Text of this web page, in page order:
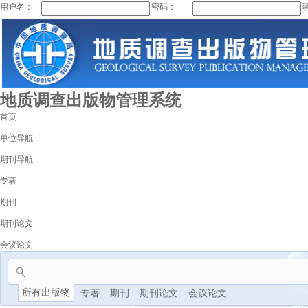
用户名： 密码：
地质调查出版物管理系统
首页
单位导航
期刊导航
专著
期刊
期刊论文
会议论文
所有出版物 专著 期刊 期刊论文 会议论文